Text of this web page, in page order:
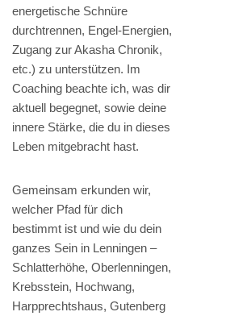
energetische Schnüre
durchtrennen, Engel-Energien,
Zugang zur Akasha Chronik,
etc.) zu unterstützen. Im
Coaching beachte ich, was dir
aktuell begegnet, sowie deine
innere Stärke, die du in dieses
Leben mitgebracht hast.
Gemeinsam erkunden wir,
welcher Pfad für dich
bestimmt ist und wie du dein
ganzes Sein in Lenningen –
Schlatterhöhe, Oberlenningen,
Krebsstein, Hochwang,
Harpprechtshaus, Gutenberg